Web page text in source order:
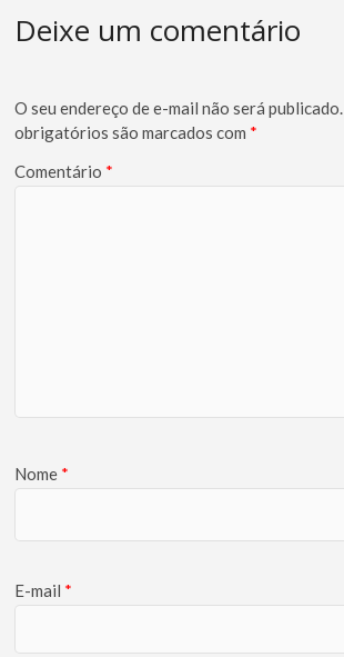
Deixe um comentário
O seu endereço de e-mail não será publicado.
obrigatórios são marcados com *
Comentário *
Nome *
E-mail *